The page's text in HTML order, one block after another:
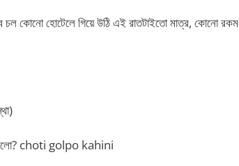
কোনো হোটেলে গিয়ে উঠি এই রাতটাইতো মাত্র, কোনো রকম
বলো? choti golpo kahini